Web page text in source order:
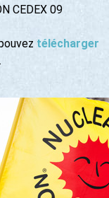
CEDEX 09
télécharger
.